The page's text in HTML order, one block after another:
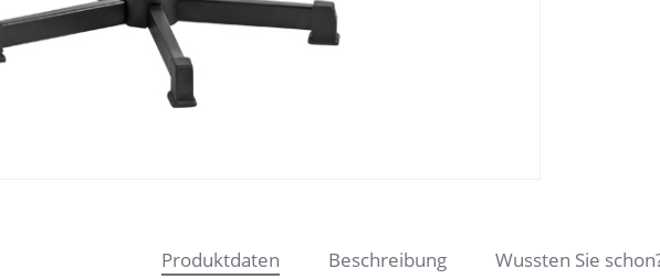
Produktdaten Beschreibung Wussten Sie